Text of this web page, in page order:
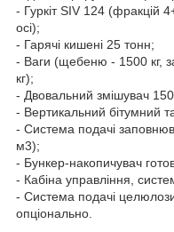
- Гуркіт SIV 124 (фракцій
осі);
- Гарячі кишені 25 тонн;
- Ваги (щебеню - 1500 кг,
кг);
- Двовальний змішувач
- Вертикальний бітумний
- Система подачі
м3);
- Бункер-накопичувач
- Кабіна управління,
- Система подачі
опціонально.